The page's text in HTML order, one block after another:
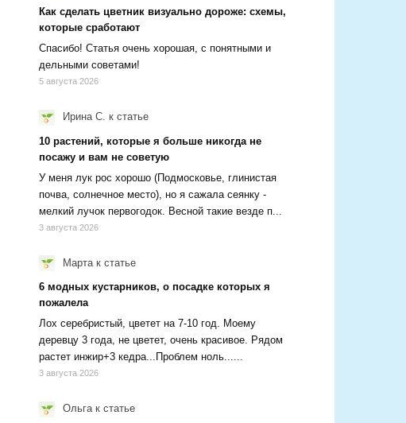
Как сделать цветник визуально дороже: схемы,
которые сработают
Спасибо! Статья очень хорошая, с понятными и
дельными советами!
5 августа 2026
Ирина С. к статье
10 растений, которые я больше никогда не
посажу и вам не советую
У меня лук рос хорошо (Подмосковье, глинистая
почва, солнечное место), но я сажала сеянку -
мелкий лучок первогодок. Весной такие везде п...
3 августа 2026
Марта к статье
6 модных кустарников, о посадке которых я
пожалела
Лох серебристый, цветет на 7-10 год. Моему
деревцу 3 года, не цветет, очень красивое. Рядом
растет инжир+3 кедра...Проблем ноль......
3 августа 2026
Ольгак статье